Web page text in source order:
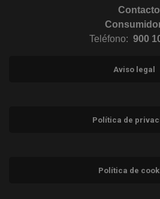
Contacto
Teléfono: 900
Aviso legal
Política de
Política de